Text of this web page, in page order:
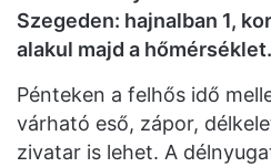
Szegeden: hajnalban 1,
alakul majd a hőmérséklet.
Pénteken a felhős idő
várható eső, zápor,
zivatar is lehet. A